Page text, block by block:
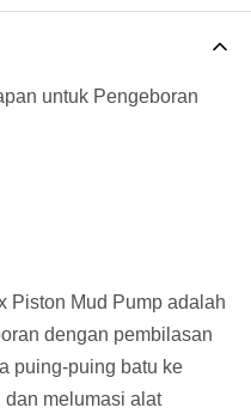
untuk Pengeboran
Piston Mud Pump adalah
dengan pembilasan
puing-puing batu ke
melumasi alat